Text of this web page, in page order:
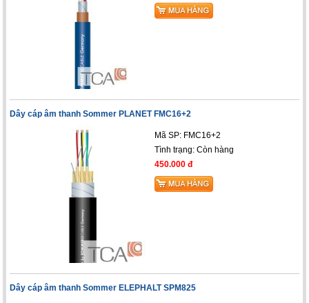
Dây cáp âm thanh Sommer PLANET FMC16+2
Mã SP: FMC16+2
Tình trạng: Còn hàng
450.000 đ
Dây cáp âm thanh Sommer ELEPHALT SPM825